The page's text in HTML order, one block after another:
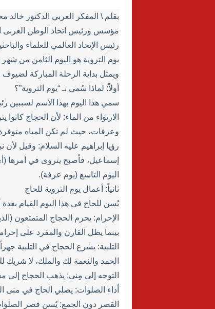
بقلم \ المفكر العربي الدكتور
مؤسس ورئيس اتحاد الوطن العربى
رئيس الإتحاد العالمي للعلماء
يوم التروية هو اليوم الثامن من
ويمثل بداية الرحلة المباركة
أولاً: لماذا سُمي بـ “يوم التروية”؟
سمي هذا اليوم بهذا الاسم لسببين
الارتواء من الماء: لأن الحجاج
وعرفات، حيث لم تكن المياه
رؤيا إبراهيم عليه السلام: وقيل لأن
إسماعيل، فأصبح يتروى في أمرها
اليوم التاسع (يوم عرفة).
ثانياً: أعمال يوم التروية للحاج
يُسن للحاج في هذا اليوم القيام
الإحرام: يحرم الحجاج المتمتعون
بينما يظل القارن والمفرد على
التلبية: يشرع الحجاج في التلبية
الحمد والنعمة لك والملك، لا شريك
التوجه إلى مِنى: يذهب الحجاج
أداء الصلوات: يصلي الحاج في منى
القصر دون الجمع: يُسن قصر